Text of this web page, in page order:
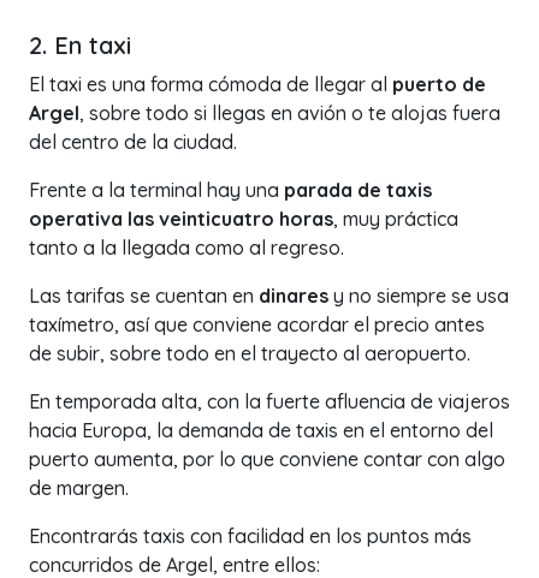
2. En taxi
El taxi es una forma cómoda de llegar al puerto de
Argel, sobre todo si llegas en avión o te alojas fuera
del centro de la ciudad.
Frente a la terminal hay una parada de taxis
operativa las veinticuatro horas, muy práctica
tanto a la llegada como al regreso.
Las tarifas se cuentan en dinares y no siempre se usa
taxímetro, así que conviene acordar el precio antes
de subir, sobre todo en el trayecto al aeropuerto.
En temporada alta, con la fuerte afluencia de viajeros
hacia Europa, la demanda de taxis en el entorno del
puerto aumenta, por lo que conviene contar con algo
de margen.
Encontrarás taxis con facilidad en los puntos más
concurridos de Argel, entre ellos: